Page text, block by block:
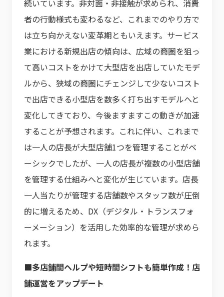
続いています。非対面・非接触が求められ、消費
者の行動様式も変わるなど、これまでのやり方で
は立ち向かえない変革期ともいえます。サービス
業における新規出店の傾向は、広域の商圏を狙っ
て高いコストをかけて大型店を出店していたモデ
ルから、狭域の商圏にチェンジして少ないコスト
で出店できる小型店を数多く打ち出すモデルへと
変化してきており、今後ますますこの動きが加速
することが予想されます。これに伴い、これまで
は一人の店長が大型店舗1つを管理することがベ
ーシックでしたが、一人の店長が複数の小型店舗
を管理する仕組みへと変化が生じています。店長
一人当たりが管理する店舗数やスタッフ数が圧倒
的に増えるため、DX（デジタル・トランスフォ
ーメーション）を活用した効率的な管理が求めら
れます。
■多店舗間ヘルプや短時間シフトも簡単作成！店
舗運営をアップデート